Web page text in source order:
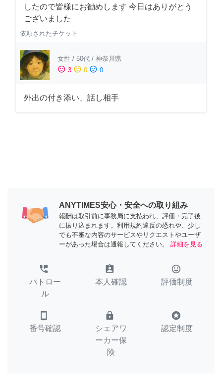
したので皆様にお勧めします 今日はありがとう
ございました
依頼されたチケット
女性 / 50代 / 神奈川県
sentiment_satisfied 3 sentiment_neutral 0 sentiment_dissatisfied 0
外出の付き添い、話し相手
ANYTIMES安心・安全への取り組み
報酬は取引前に事務局に支払われ、評価・完了後
に振り込まれます。利用規約違反の恐れや、少し
でも不審な内容のサービスやリクエストやユーザ
ーがあった場合は通報してください。
詳細を見る
perm_phone_msg
パトロー
ル
assignment_ind
本人確認
tag_faces
評価制度
smartphone
番号確認
lock
シェアワ
ーカー保
険
stars
認定制度